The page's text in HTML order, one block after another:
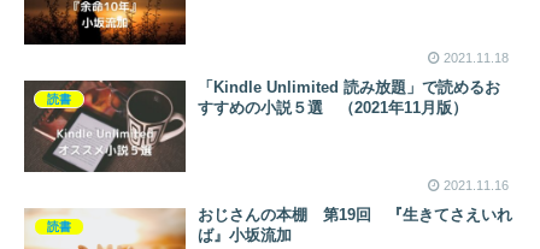
2021.11.18
読書
「Kindle Unlimited 読み放題」で読めるお
すすめの小説５選 （2021年11月版）
2021.11.16
読書
おじさんの本棚 第19回 『生きてさえいれ
ば』小坂流加